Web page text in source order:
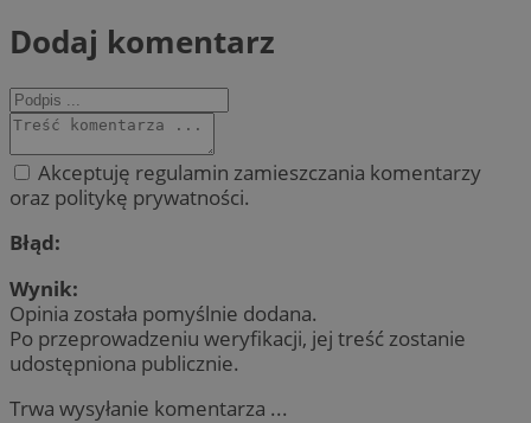
Dodaj komentarz
Akceptuję regulamin zamieszczania komentarzy
oraz politykę prywatności.
Błąd:
Wynik:
Opinia została pomyślnie dodana.
Po przeprowadzeniu weryfikacji, jej treść zostanie
udostępniona publicznie.
Trwa wysyłanie komentarza ...